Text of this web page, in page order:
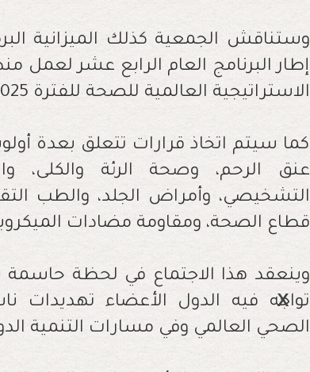
إطار البرنامج العام الرابع عشر لعمل
الاستراتيجية العالمية للصحة للفترة 2025-2028.
كما سيتم اتخاذ قرارات تتعلق بعدة
عنق الرحم، وصحة الرئة والكلى،
التشخيصي، وأمراض الجلد، والطب
قطاع الصحة، ومقاومة مضادات
وينعقد هذا الاجتماع في لحظة حاسمة
تواجه فيه الدول الأعضاء تهديدات
الصحي العالمي وفي مسارات التنمية